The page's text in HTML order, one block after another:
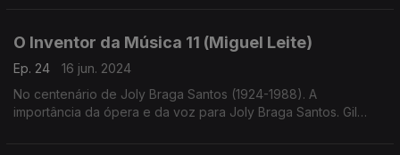
O Inventor da Música 11 (Miguel Leite)
Ep. 24
16 jun. 2024
No centenário de Joly Braga Santos (1924-1988). A
importância da ópera e da voz para Joly Braga Santos. Gil